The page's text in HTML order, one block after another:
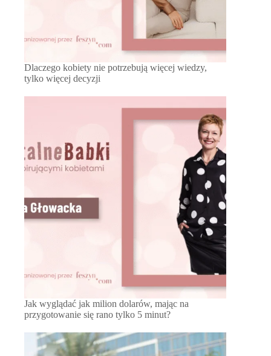
Dlaczego kobiety nie potrzebują więcej wiedzy,
tylko więcej decyzji
Jak wyglądać jak milion dolarów, mając na
przygotowanie się rano tylko 5 minut?